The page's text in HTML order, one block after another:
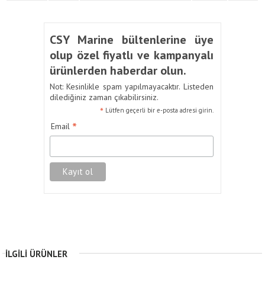
CSY Marine bültenlerine üye
olup özel fiyatlı ve kampanyalı
ürünlerden haberdar olun.
Not: Kesinlikle spam yapılmayacaktır. Listeden
dilediğiniz zaman çıkabilirsiniz.
* Lütfen geçerli bir e-posta adresi girin.
Email *
İLGILI ÜRÜNLER